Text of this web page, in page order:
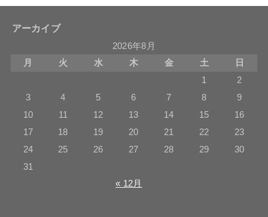
アーカイブ
2026年8月
月
火 水 木 金 土
日
1
2
3
4 5 6 7 8
9
10
11 12 13 14 15
16
17
18 19 20 21 22
23
24
25 26 27 28 29
30
31
« 12月